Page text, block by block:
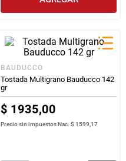
BAUDUCCO
Tostada Multigrano Bauducco 142
gr
$ 1935,00
Precio sin impuestos Nac.$ 1599,17